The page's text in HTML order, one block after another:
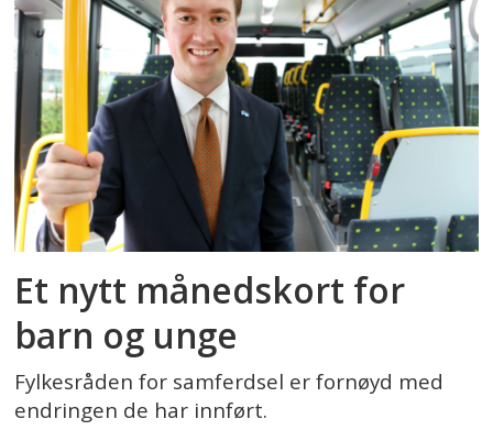
Et nytt månedskort for
barn og unge
Fylkesråden for samferdsel er fornøyd med
endringen de har innført.